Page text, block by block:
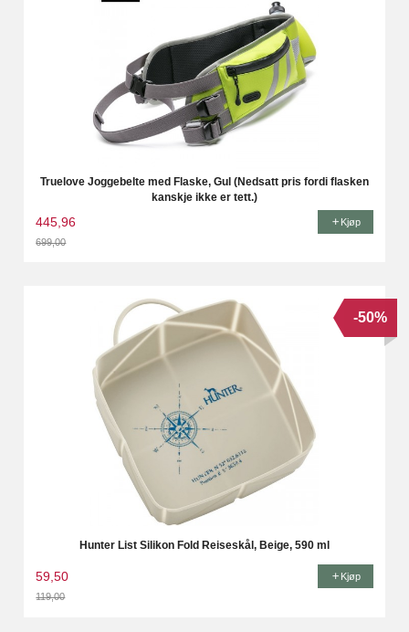
Truelove Joggebelte med Flaske, Gul (Nedsatt pris fordi flasken
kanskje ikke er tett.)
445,96
699,00
Kjøp
Hunter List Silikon Fold Reiseskål, Beige, 590 ml
59,50
119,00
-50%
Kjøp